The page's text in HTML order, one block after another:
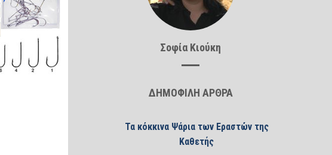
Σοφία Κιούκη
ΔΗΜΟΦΙΛΗ ΑΡΘΡΑ
Τα κόκκινα Ψάρια των Εραστών της
Καθετής